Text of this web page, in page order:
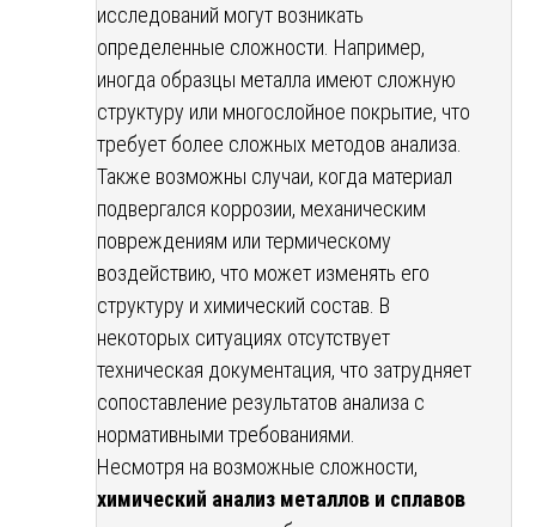
исследований могут возникать
определенные сложности. Например,
иногда образцы металла имеют сложную
структуру или многослойное покрытие, что
требует более сложных методов анализа.
Также возможны случаи, когда материал
подвергался коррозии, механическим
повреждениям или термическому
воздействию, что может изменять его
структуру и химический состав. В
некоторых ситуациях отсутствует
техническая документация, что затрудняет
сопоставление результатов анализа с
нормативными требованиями.
Несмотря на возможные сложности,
химический анализ металлов и сплавов